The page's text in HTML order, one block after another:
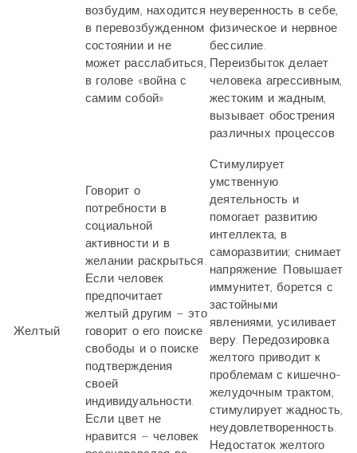
возбудим, находится
в перевозбужденном
состоянии и не
может расслабиться,
в голове «война с
самим собой»
неуверенность в себе,
физическое и нервное
бессилие.
Переизбыток делает
человека агрессивным,
жестоким и жадным,
вызывает обострения
различных процессов
Желтый
Говорит о
потребности в
социальной
активности и в
желании раскрыться.
Если человек
предпочитает
желтый другим – это
говорит о его поиске
свободы и о поиске
подтверждения
своей
индивидуальности.
Если цвет не
нравится – человек
Стимулирует
умственную
деятельность и
помогает развитию
интеллекта, в
саморазвитии; снимает
напряжение. Повышает
иммунитет, борется с
застойными
явлениями, усиливает
веру. Передозировка
желтого приводит к
проблемам с кишечно-
желудочным трактом,
стимулирует жадность,
неудовлетворенность.
Недостаток желтого